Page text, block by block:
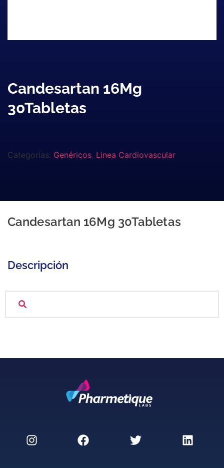
Candesartan 16Mg
30Tabletas
Categorías: Genéricos, Linea Cardiovascular
Candesartan 16Mg 30Tabletas
Descripción